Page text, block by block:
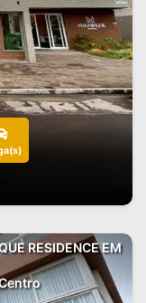
RESIDENCE EM